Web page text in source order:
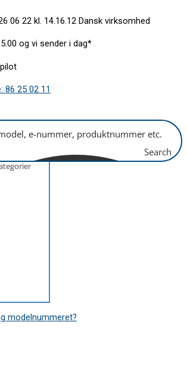
Dansk virksomhed
og vi sender i dag*
86 25 02 11
Search
modelnummeret?